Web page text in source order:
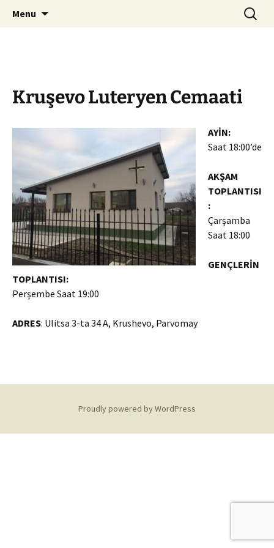
ILC
Menu
Search
for:
Kruşevo Luteryen Cemaati
AYİN:
Saat 18:00’de
AKŞAM
TOPLANTISI
:
Çarşamba
Saat 18:00
GENÇLERİN
TOPLANTISI:
Perşembe Saat 19:00
ADRES: Ulitsa 3-ta 34 A, Krushevo, Parvomay
Proudly powered by WordPress